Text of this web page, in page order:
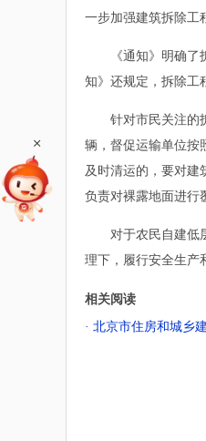
一步加强建筑拆除工
《通知》明确了拆
知》还规定，拆除工
针对市民关注的拆
辆，督促运输单位按
及时清运的，要对建
负责对裸露地面进行
对于农民自建低层
理下，履行安全生产
相关阅读
· 北京市住房和城乡
+